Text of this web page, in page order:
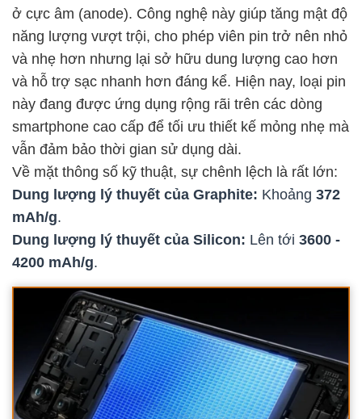
ở cực âm (anode). Công nghệ này giúp tăng mật độ
năng lượng vượt trội, cho phép viên pin trở nên nhỏ
và nhẹ hơn nhưng lại sở hữu dung lượng cao hơn
và hỗ trợ sạc nhanh hơn đáng kể. Hiện nay, loại pin
này đang được ứng dụng rộng rãi trên các dòng
smartphone cao cấp để tối ưu thiết kế mỏng nhẹ mà
vẫn đảm bảo thời gian sử dụng dài.
Về mặt thông số kỹ thuật, sự chênh lệch là rất lớn:
Dung lượng lý thuyết của Graphite: Khoảng 372
mAh/g.
Dung lượng lý thuyết của Silicon: Lên tới 3600 -
4200 mAh/g.